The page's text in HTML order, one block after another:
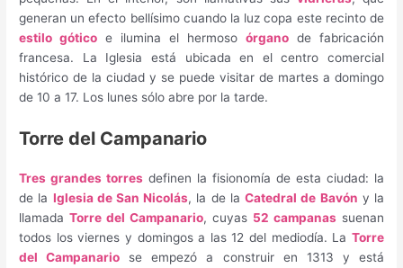
generan un efecto bellísimo cuando la luz copa este recinto de
estilo gótico e ilumina el hermoso órgano de fabricación
francesa. La Iglesia está ubicada en el centro comercial
histórico de la ciudad y se puede visitar de martes a domingo
de 10 a 17. Los lunes sólo abre por la tarde.
Torre del Campanario
Tres grandes torres definen la fisionomía de esta ciudad: la
de la Iglesia de San Nicolás, la de laCatedral de Bavón y la
llamadaTorre del Campanario, cuyas 52 campanas suenan
todos los viernes y domingos a las 12 del mediodía. La Torre
del Campanario se empezó a construir en 1313 y está